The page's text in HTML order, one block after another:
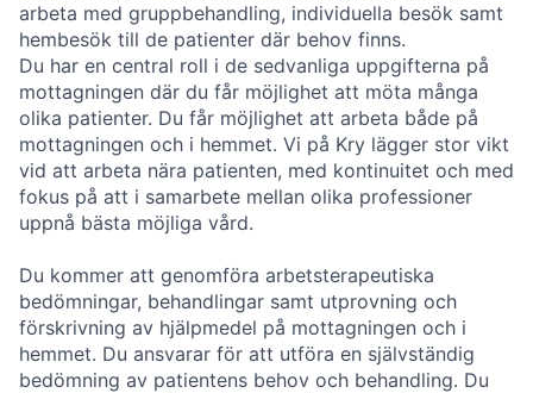
arbeta med gruppbehandling, individuella besök samt
hembesök till de patienter där behov finns.
Du har en central roll i de sedvanliga uppgifterna på
mottagningen där du får möjlighet att möta många
olika patienter. Du får möjlighet att arbeta både på
mottagningen och i hemmet. Vi på Kry lägger stor vikt
vid att arbeta nära patienten, med kontinuitet och med
fokus på att i samarbete mellan olika professioner
uppnå bästa möjliga vård.
Du kommer att genomföra arbetsterapeutiska
bedömningar, behandlingar samt utprovning och
förskrivning av hjälpmedel på mottagningen och i
hemmet. Du ansvarar för att utföra en självständig
bedömning av patientens behov och behandling. Du